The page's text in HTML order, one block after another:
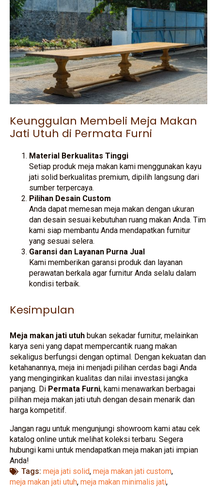
Keunggulan Membeli Meja Makan
Jati Utuh di Permata Furni
Material Berkualitas Tinggi
Setiap produk meja makan kami menggunakan kayu
jati solid berkualitas premium, dipilih langsung dari
sumber terpercaya.
Pilihan Desain Custom
Anda dapat memesan meja makan dengan ukuran
dan desain sesuai kebutuhan ruang makan Anda. Tim
kami siap membantu Anda mendapatkan furnitur
yang sesuai selera.
Garansi dan Layanan Purna Jual
Kami memberikan garansi produk dan layanan
perawatan berkala agar furnitur Anda selalu dalam
kondisi terbaik.
Kesimpulan
Meja makan jati utuh bukan sekadar furnitur, melainkan
karya seni yang dapat mempercantik ruang makan
sekaligus berfungsi dengan optimal. Dengan kekuatan dan
ketahanannya, meja ini menjadi pilihan cerdas bagi Anda
yang menginginkan kualitas dan nilai investasi jangka
panjang. Di Permata Furni, kami menawarkan berbagai
pilihan meja makan jati utuh dengan desain menarik dan
harga kompetitif.
Jangan ragu untuk mengunjungi showroom kami atau cek
katalog online untuk melihat koleksi terbaru. Segera
hubungi kami untuk mendapatkan meja makan jati impian
Anda!
Tags: meja jati solid meja makan jati custom
meja makan jati utuh meja makan minimalis jati